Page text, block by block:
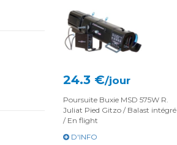
24.3 €/jour
Poursuite Buxie MSD 575W R.
Juliat Pied Gitzo / Balast intégré
/ En flight
D'INFO